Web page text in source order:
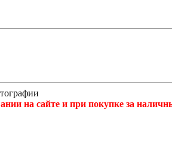
на сайте и при покупке за